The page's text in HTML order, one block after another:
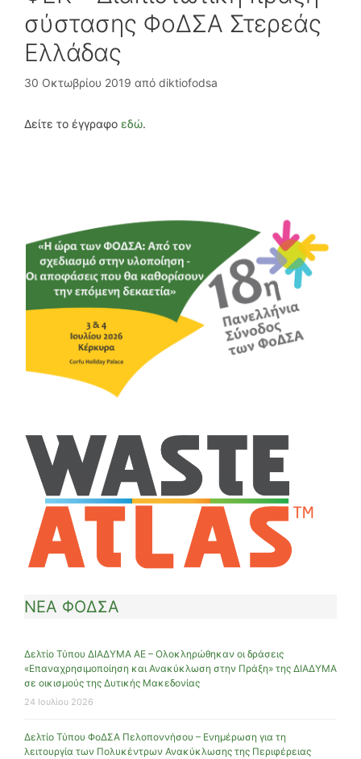
σύστασης ΦοΔΣΑ Στερεάς
Ελλάδας
30 Οκτωβρίου 2019 από diktiofodsa
Δείτε το έγγραφο εδώ.
ΝΕΑ ΦΟΔΣΑ
Δελτίο Τύπου ΔΙΑΔΥΜΑ ΑΕ – Ολοκληρώθηκαν οι δράσεις
«Επαναχρησιμοποίηση και Ανακύκλωση στην Πράξη» της ΔΙΑΔΥΜΑ
σε οικισμούς της Δυτικής Μακεδονίας
24 Ιουλίου 2026
Δελτίο Τύπου ΦοΔΣΑ Πελοποννήσου – Ενημέρωση για τη
λειτουργία των Πολυκέντρων Ανακύκλωσης της Περιφέρειας